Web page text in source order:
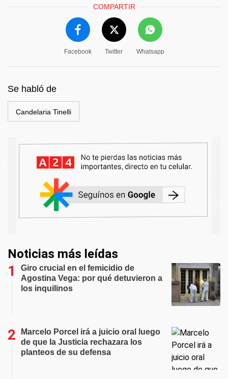
COMPARTIR
Facebook Twitter Whatsapp
Se habló de
Candelaria Tinelli
Noticias más leídas
Giro crucial en el femicidio de
Agostina Vega: por qué detuvieron a
los inquilinos
Marcelo Porcel irá a juicio oral luego
de que la Justicia rechazara los
planteos de su defensa